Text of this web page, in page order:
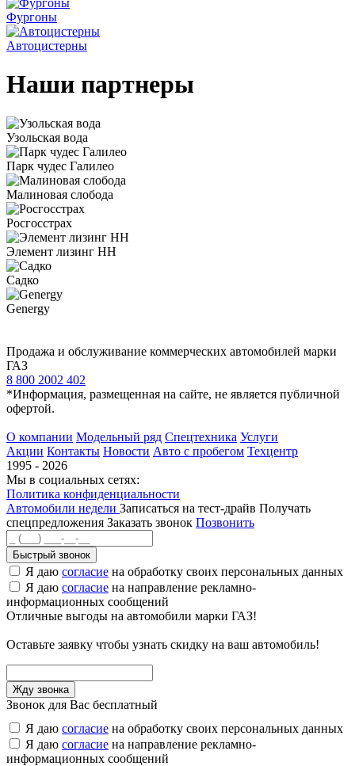
Фургоны
Автоцистерны
Наши партнеры
Узольская вода
Парк чудес Галилео
Малиновая слобода
Росгосстрах
Элемент лизинг НН
Садко
Genergy
Продажа и обслуживание коммерческих автомобилей марки
ГАЗ
8 800 2002 402
*Информация, размещенная на сайте, не является публичной
офертой.
О компании Модельный ряд Спецтехника Услуги
Акции Контакты Новости Авто с пробегом Техцентр
1995 - 2026
Мы в социальных сетях:
Политика конфиденциальности
Автомобили недели Записаться на тест-драйв Получать
спецпредложения Заказать звонок Позвонить
Быстрый звонок
Я даю согласие на обработку своих персональных данных
Я даю согласие на направление рекламно-
информационных сообщений
Отличные выгоды на автомобили марки ГАЗ!
Оставьте заявку чтобы узнать скидку на ваш автомобиль!
Звонок для Вас бесплатный
Я даю согласие на обработку своих персональных данных
Я даю согласие на направление рекламно-
информационных сообщений